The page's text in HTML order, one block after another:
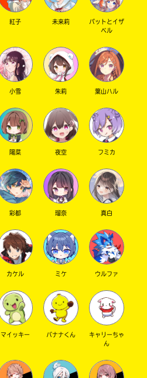
紅子 未来莉
パットとイザ
ベル
小雪 朱莉 葉山ハル
陽菜 夜空 フミカ
彩都 瑠奈 真白
カケル ミケ ウルファ
マイッキー バナナくん
キャリーちゃ
ん